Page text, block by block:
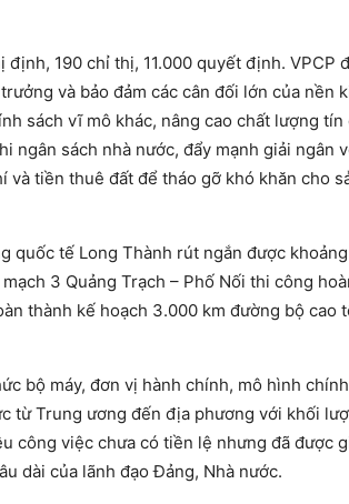
190 chỉ thị, 11.000 quyết định. VPCP
và bảo đảm các cân đối lớn của nền
sách vĩ mô khác, nâng cao chất lượng tín
ngân sách nhà nước, đẩy mạnh giải ngân
tiền thuê đất để tháo gỡ khó khăn cho
quốc tế Long Thành rút ngắn được khoảng
3 Quảng Trạch – Phố Nối thi công
thành kế hoạch 3.000 km đường bộ cao
bộ máy, đơn vị hành chính, mô hình chính
từ Trung ương đến địa phương với khối
công việc chưa có tiền lệ nhưng đã được
dài của lãnh đạo Đảng, Nhà nước.